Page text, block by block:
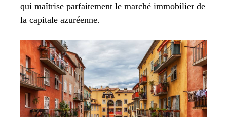
qui maîtrise parfaitement le marché immobilier de
la capitale azuréenne.